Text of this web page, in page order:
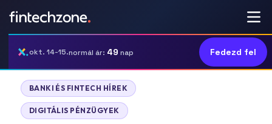
okt. 14-15.normál ár: 49 nap Fedezd fel
BANKI ÉS FINTECH HÍREK
DIGITÁLIS PÉNZÜGYEK